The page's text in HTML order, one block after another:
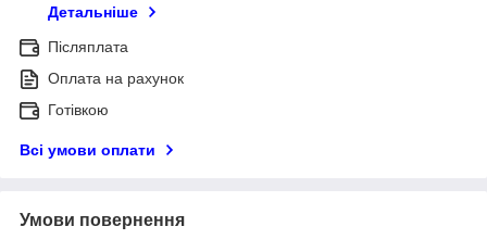
Детальніше
Післяплата
Оплата на рахунок
Готівкою
Всі умови оплати
Умови повернення